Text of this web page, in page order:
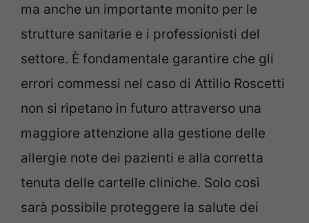
ma anche un importante monito per le
strutture sanitarie e i professionisti del
settore. È fondamentale garantire che gli
errori commessi nel caso di Attilio Roscetti
non si ripetano in futuro attraverso una
maggiore attenzione alla gestione delle
allergie note dei pazienti e alla corretta
tenuta delle cartelle cliniche. Solo così
sarà possibile proteggere la salute dei